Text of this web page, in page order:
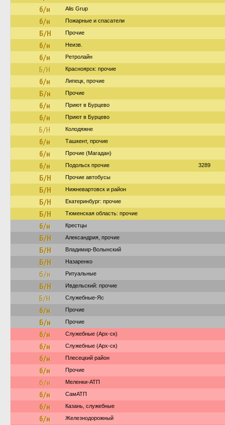
б/н Alis Grup
б/н Пожарные и спасатели
Б/Н Прочие
б/н Неизв.
б/н Ретролайн
Б/Н Красноярск: прочие
б/н Липецк, прочие
Б/н Прочие
б/н Приют в Бурцево
б/н Приют в Бурцево
Б/Н Колодяжне
б/н Ташкент, прочие
б/н Прочие (Магадан)
б/н Подольск прочие 3289
Б/Н Прочие автобусы
Б/Н Нижневартовск и район
Б/Н Екатеринбург: прочие
Б/Н Тюменская область: прочие
б/н Крестцы
Б/Н Александрия, прочие
Б/Н Владимир-Волынский
Б/Н Назаренко
б/н Ритуальные
Б/Н Ивдельский: прочие
Б/Н Служебные-Яс
б/н Прочие
Б/н Прочие
б/н Служебные (Арх-ск)
б/н Служебные (Арх-ск)
б/н Плесецкий район
б/н Прочие
б/н Меленки-АТП
б/н СамАТП
б/н Казань, служебные
б/н Железнодорожный